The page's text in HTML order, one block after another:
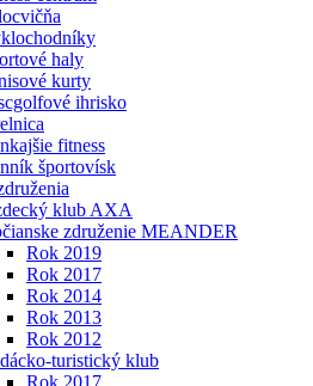
haly
kurty
ihrisko
fitness
športovísk
klub AXA
združenie MEANDER
Rok 2019
Rok 2017
Rok 2014
Rok 2013
Rok 2012
turistický klub
Rok 2017